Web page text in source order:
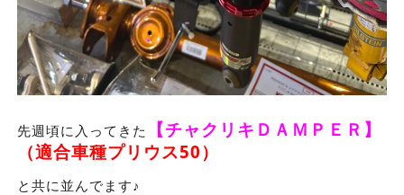
先週頃に入ってきた
【チャクリキＤＡＭＰＥＲ】
（適合車種プリウス50）
と共に並んでます♪